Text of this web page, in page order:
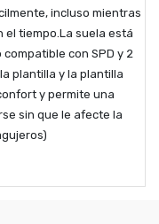
incluso mientras
el tiempo.La suela está
con SPD y 2
plantilla y la plantilla
y permite una
sin que le afecte la